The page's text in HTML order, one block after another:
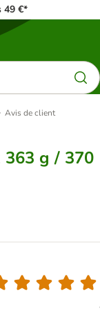
49 €*
Avis de client
363 g / 370